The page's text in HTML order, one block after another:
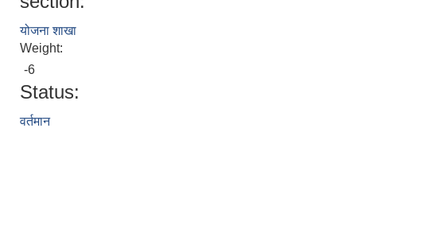
योजना शाखा
Weight:
-6
Status:
वर्तमान